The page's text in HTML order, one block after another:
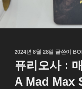
작
성
일
자
2024년 8월 28일 글쓴이
퓨리오사 :
A Mad Max